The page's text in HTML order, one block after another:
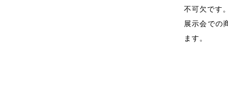
不可欠です
展示会での
ます。